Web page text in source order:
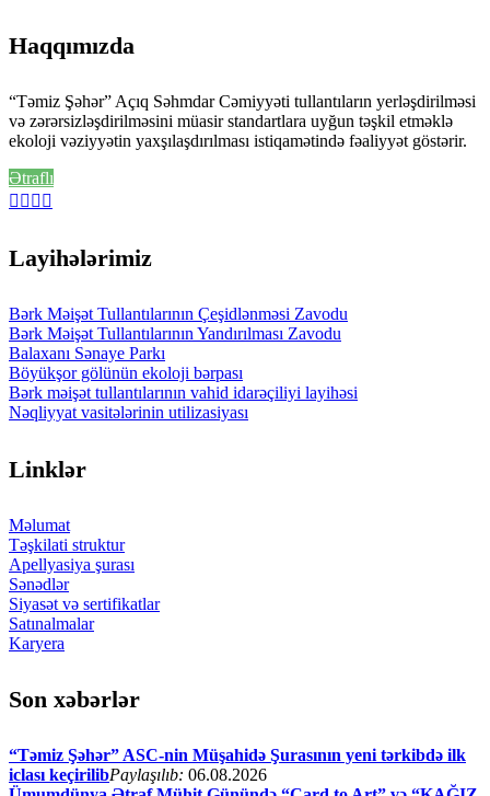
Haqqımızda
“Təmiz Şəhər” Açıq Səhmdar Cəmiyyəti tullantıların yerləşdirilməsi
və zərərsizləşdirilməsini müasir standartlara uyğun təşkil etməklə
ekoloji vəziyyətin yaxşılaşdırılması istiqamətində fəaliyyət göstərir.
Ətraflı
Layihələrimiz
Bərk Məişət Tullantılarının Çeşidlənməsi Zavodu
Bərk Məişət Tullantılarının Yandırılması Zavodu
Balaxanı Sənaye Parkı
Böyükşor gölünün ekoloji bərpası
Bərk məişət tullantılarının vahid idarəçiliyi layihəsi
Nəqliyyat vasitələrinin utilizasiyası
Linklər
Məlumat
Təşkilati struktur
Apellyasiya şurası
Sənədlər
Siyasət və sertifikatlar
Satınalmalar
Karyera
Son xəbərlər
“Təmiz Şəhər” ASC-nin Müşahidə Şurasının yeni tərkibdə ilk
iclası keçirilibPaylaşılıb: 06.08.2026